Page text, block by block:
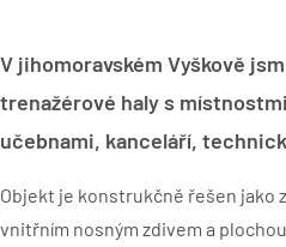
V jihomoravském Vyškově
trenažérové haly s
učebnami, kanceláří,
Objekt je konstrukčně řešen jako
vnitřním nosným zdivem a